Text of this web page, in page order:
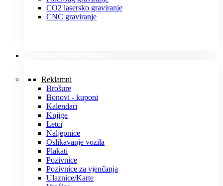
CO2 lasersko graviranje
CNC graviranje
Reklamni
Brošure
Bonovi - kuponi
Kalendari
Knjige
Letci
Naljepnice
Oslikavanje vozila
Plakati
Pozivnice
Pozivnice za vjenčanja
Ulaznice/Karte